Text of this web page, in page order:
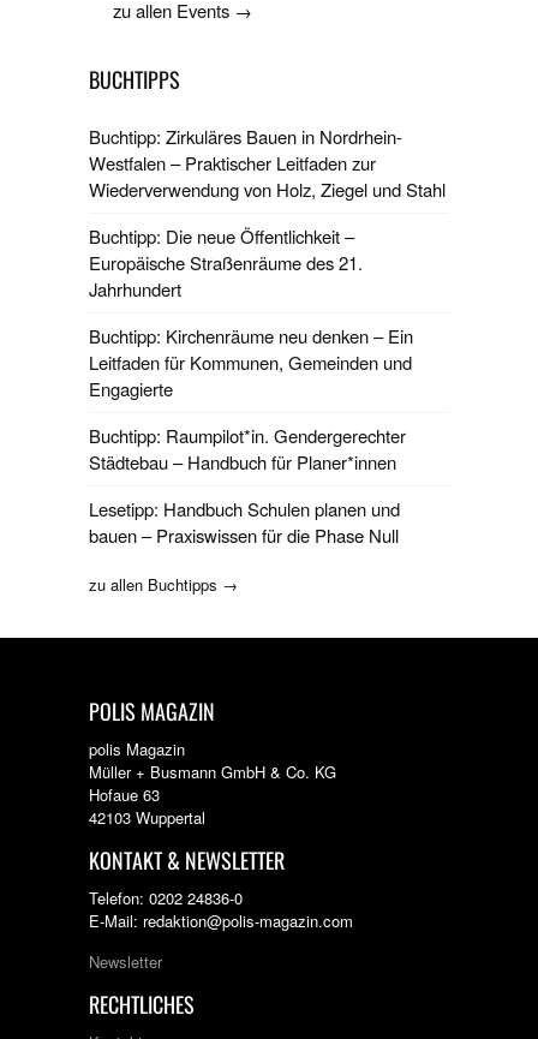
zu allen Events →
BUCHTIPPS
Buchtipp: Zirkuläres Bauen in Nordrhein-
Westfalen – Praktischer Leitfaden zur
Wiederverwendung von Holz, Ziegel und Stahl
Buchtipp: Die neue Öffentlichkeit –
Europäische Straßenräume des 21.
Jahrhundert
Buchtipp: Kirchenräume neu denken – Ein
Leitfaden für Kommunen, Gemeinden und
Engagierte
Buchtipp: Raumpilot*in. Gendergerechter
Städtebau – Handbuch für Planer*innen
Lesetipp: Handbuch Schulen planen und
bauen – Praxiswissen für die Phase Null
zu allen Buchtipps →
POLIS MAGAZIN
polis Magazin
Müller + Busmann GmbH & Co. KG
Hofaue 63
42103 Wuppertal
KONTAKT & NEWSLETTER
Telefon: 0202 24836-0
E-Mail: redaktion@polis-magazin.com
Newsletter
RECHTLICHES